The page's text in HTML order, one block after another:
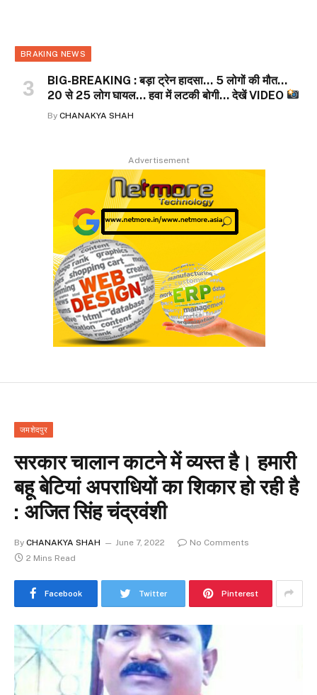
BRAKING NEWS
BIG-BREAKING : बड़ा ट्रेन हादसा… 5 लोगों की मौत…
20 से 25 लोग घायल… हवा में लटकी बोगी… देखें VIDEO
By CHANAKYA SHAH
Advertisement
जमशेदपुर
सरकार चालान काटने में व्यस्त है। हमारी
बहू बेटियां अपराधियों का शिकार हो रही है
: अजित सिंह चंद्रवंशी
By CHANAKYA SHAH June 7, 2022
No Comments
2 Mins Read
Facebook Twitter Pinterest